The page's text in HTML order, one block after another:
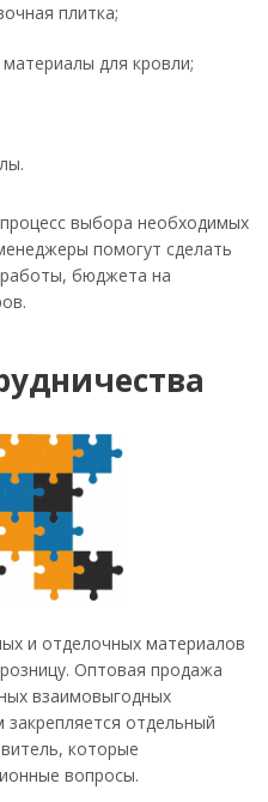
плитка;
для кровли;
выбора необходимых
помогут сделать
бюджета на
и отделочных материалов
Оптовая продажа
взаимовыгодных
отдельный
которые
вопросы.